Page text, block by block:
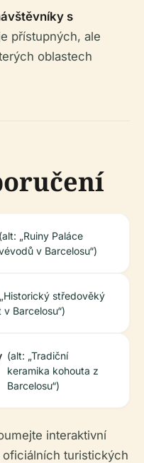
s
přístupných, ale
oblastech
(alt: „Ruiny Paláce
v Barcelosu“)
středověký
v Barcelosu“)
(alt: „Tradiční
keramika kohouta z
Barcelosu“)
interaktivní
oficiálních turistických